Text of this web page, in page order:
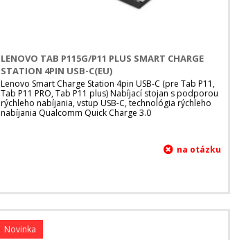
LENOVO TAB P115G/P11 PLUS SMART CHARGE
STATION 4PIN USB-C(EU)
Lenovo Smart Charge Station 4pin USB-C (pre Tab P11,
Tab P11 PRO, Tab P11 plus) Nabíjací stojan s podporou
rýchleho nabíjania, vstup USB-C, technológia rýchleho
nabíjania Qualcomm Quick Charge 3.0
Novinka